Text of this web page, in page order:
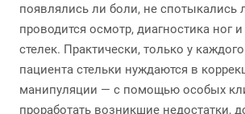
появлялись ли боли, не спотыкались
проводится осмотр, диагностика ног
стелек. Практически, только у
пациента стельки нуждаются в
манипуляции — с помощью особых
проработать возникшие недостатки,